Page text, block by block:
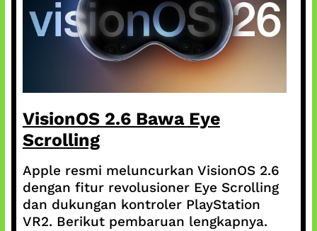
VisionOS 2.6 Bawa Eye
Scrolling
Apple resmi meluncurkan VisionOS 2.6
dengan fitur revolusioner Eye Scrolling
dan dukungan kontroler PlayStation
VR2. Berikut pembaruan lengkapnya.